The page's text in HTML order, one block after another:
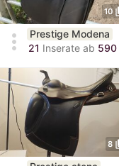
10
more_vert
Prestige Modena
21 Inserate ab 590
8